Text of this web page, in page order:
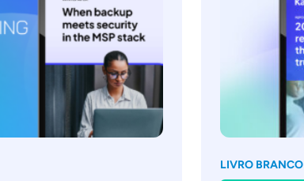
LIVRO BRANCO